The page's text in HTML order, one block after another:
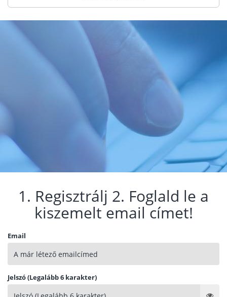
1. Regisztrálj 2. Foglald le a
kiszemelt email címet!
Email
Jelszó (Legalább 6 karakter)